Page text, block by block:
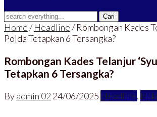
Home/Headline/Rombongan Kades
Polda Tetapkan 6 Tersangka?
Rombongan Kades Telanjur
Tetapkan 6 Tersangka?
Byadmin 02 24/06/2025 Headline,